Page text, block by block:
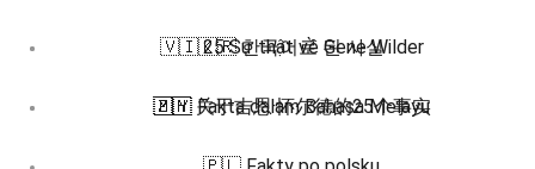
🇻🇮 25 Sự thật về Gene Wilder
🇿🇭 关于吉恩·怀尔德的25个事实
🇰🇷 한국어로 된 사실
🇲🇾 Fakta dalam Bahasa Melayu